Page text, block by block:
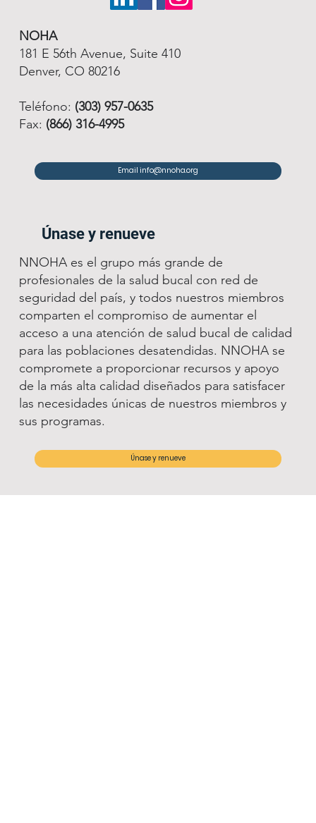
NOHA
181 E 56th Avenue, Suite 410
Denver, CO 80216
Teléfono: (303) 957-0635
Fax: (866) 316-4995
Email info@nnoha.org
Únase y renueve
NNOHA es el grupo más grande de
profesionales de la salud bucal con red de
seguridad del país, y todos nuestros miembros
comparten el compromiso de aumentar el
acceso a una atención de salud bucal de calidad
para las poblaciones desatendidas. NNOHA se
compromete a proporcionar recursos y apoyo
de la más alta calidad diseñados para satisfacer
las necesidades únicas de nuestros miembros y
sus programas.
Únase y renueve